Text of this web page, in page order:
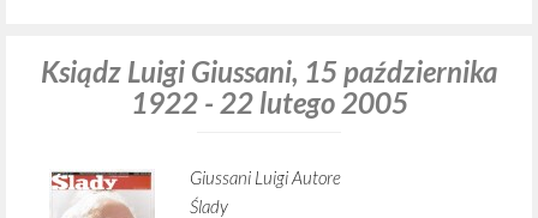
Ksiądz Luigi Giussani, 15 października
1922 - 22 lutego 2005
Giussani Luigi Autore
Ślady